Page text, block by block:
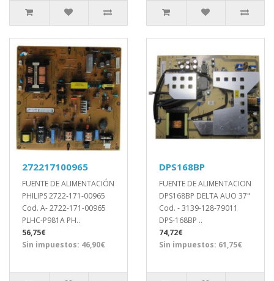
272217100965
FUENTE DE ALIMENTACIÓN
PHILIPS 2722-171-00965
Cod. A- 2722-171-00965
PLHC-P981A PH..
56,75€
Sin impuestos: 46,90€
DPS168BP
FUENTE DE ALIMENTACION
DPS168BP DELTA AUO 37"
Cod. - 3139-128-79011
DPS-168BP ..
74,72€
Sin impuestos: 61,75€